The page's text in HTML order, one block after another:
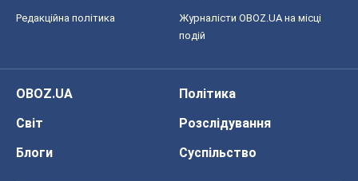
Редакційна політика
Журналісти OBOZ.UA на місці
подій
OBOZ.UA
Політика
Світ
Розслідування
Блоги
Суспільство